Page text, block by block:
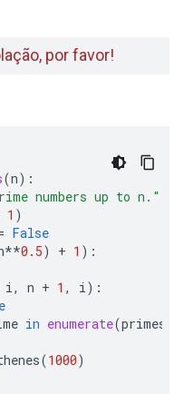
por favor!
(n):
numbers up to n."""
1 )
False
**0.5) + 1 ):
i, n + 1 , i):
in enumerate(primes
(1000)